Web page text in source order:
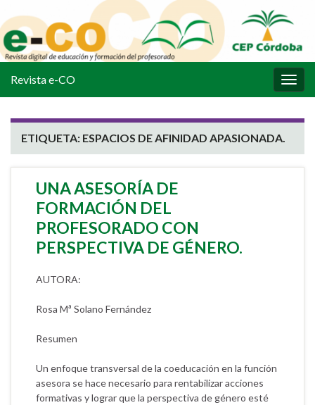
la
Revista e-CO
ETIQUETA: ESPACIOS DE AFINIDAD APASIONADA.
UNA ASESORÍA DE
FORMACIÓN DEL
PROFESORADO CON
PERSPECTIVA DE GÉNERO.
AUTORA:
Rosa Mª Solano Fernández
Resumen
Un enfoque transversal de la coeducación en la función
asesora se hace necesario para rentabilizar acciones
formativas y lograr que la perspectiva de género esté